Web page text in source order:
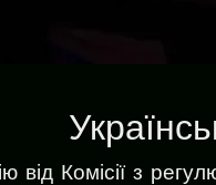
від Комісії з